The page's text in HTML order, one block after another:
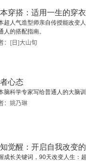
观念
人才
工作者的历史使命
教育制度的创新
终身学习的学习型社会
穿搭：适用一生的穿衣
超人气造型师亲自传授能改变
人的搭配指南。
：[日]大山旬
心态
脑科学专家写给普通人的大脑训
：姚乃琳
觉醒：开启自我改变
成长关键词，90天改变人生：